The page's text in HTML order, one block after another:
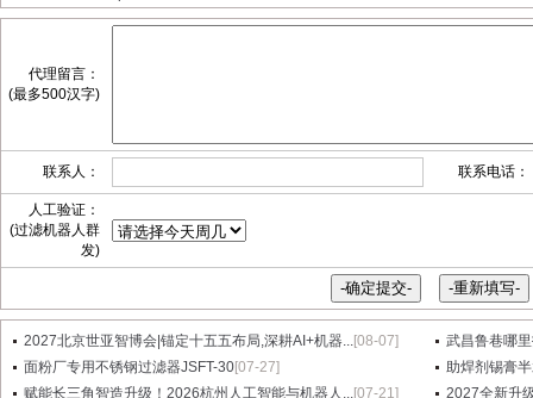
代理留言：
(最多500汉字)
联系人： 联系电话：
人工验证：
(过滤机器人群
发)
2027北京世亚智博会|锚定十五五布局,深耕AI+机器...[08-07]
武昌鲁巷哪
面粉厂专用不锈钢过滤器JSFT-30[07-27]
助焊剂锡膏
赋能长三角智造升级！2026杭州人工智能与机器人...[07-21]
2027全新升